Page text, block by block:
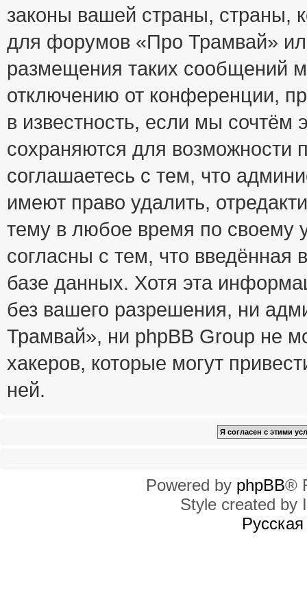
законы вашей страны, страны,
для форумов «Про Трамвай»
размещения таких сообщений
отключению от конференции,
в известность, если мы
сохраняются для возможности
соглашаетесь с тем, что
имеют право удалить,
тему в любое время по своему
согласны с тем, что
базе данных. Хотя эта
без вашего разрешения, ни
Трамвай», ни phpBB Group не
хакеров, которые могут
ней.
Powered by phpBB®
Style created by